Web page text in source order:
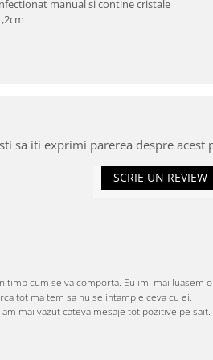
manual si contine cristale
sa iti exprimi parerea despre
SCRIE UN REVIEW
timp cum se va comporta. Eu imi mai luasem
tot ma tem sa nu se intample ceva cu ei.
mai vazut cateva mesaje tot pozitive pe